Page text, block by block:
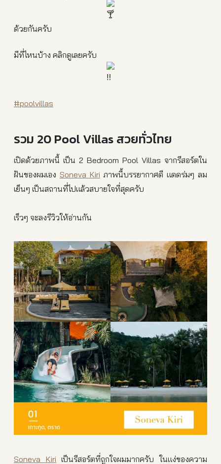
ด้วยกันครับ
มีที่ไหนบ้าง คลิกดูเลยครับ
#poolvillas
รวม 20 Pool Villas สวยทั่วไทย
เปิดด้วยภาพนี้ เป็น 2 Bedroom Pool Villas จากรีสอร์ตใน
ฝันของผมเอง Soneva Kiri ภาพนี้บรรยากาศดี แดดร่มๆ ลม
เย็นๆ เป็นสถานที่ไปแล้วสบายใจที่สุดครับ
เร็วๆ จะลงรีวิวให้อ่านกัน
Soneva Kiri เป็นรีสอร์ตที่ถูกใจผมมากครับ ในแง่ของความ